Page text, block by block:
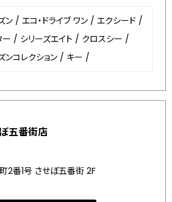
ン / エコ・ドライブ ワン / エクシード /
ー / シリーズエイト / クロスシー /
ンコレクション / キー /
五番街店
2番1号 させぼ五番街 2F